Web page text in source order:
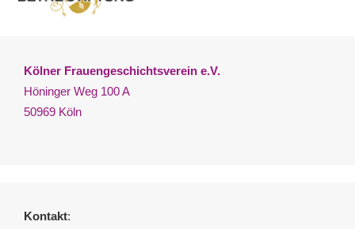
Kölner Frauengeschichtsverein e.V.
Höninger Weg 100 A
50969 Köln
Kontakt: